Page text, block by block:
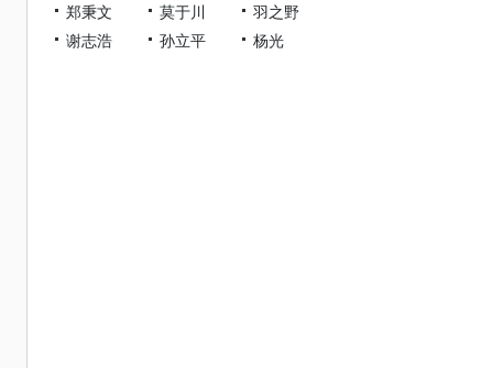
郑秉文
莫于川
羽之野
谢志浩
孙立平 杨光